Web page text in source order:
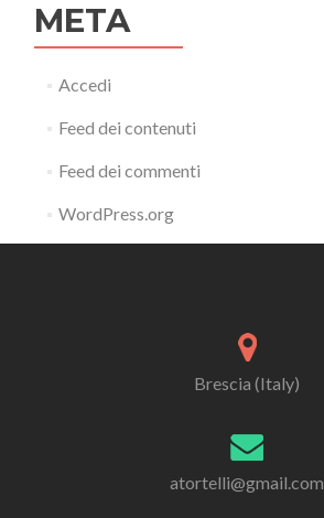
META
Accedi
Feed dei contenuti
Feed dei commenti
WordPress.org
Brescia (Italy)
atortelli@gmail.com